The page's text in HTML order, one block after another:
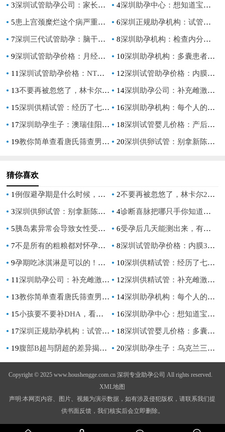
3深圳试管助孕公司：家长如何给四个月宝宝补钙锌，必须知道这些！ 4深圳助孕中心：想知道宝宝性别？NT0.07胎心160轻松辨别男女
5患上宫颈糜烂这个病严重吗？得了之后最好注意这些 6深圳正规助孕机构：试管移植后打几次黄体酮，来看看医生怎么说
7深圳三代试管助孕：脑干胶质瘤早期症状解析，这些都可能是脑干胶质瘤的信号 8深圳助孕机构：检查内分泌能检查出怀孕吗,调整内分泌失调的方法
9深圳试管助孕价格：月经推迟的症状表现,月经推迟是好事还是坏事 10深圳助孕机构：多囊患者不能吃鸭肉鸡肉？适量食用无影响
11深圳试管助孕价格：NT检查找不准位置，可以隔几天再做一次 12深圳试管助孕价格：内膜3mm与生育无关吗？调理月经还有希望_1
13不要再被忽悠了，林卡尔2大骗局曝光看你中招没 14深圳助孕公司：补充雌激素也要用对方法，过量服用药物会导致体重猛增
15深圳供精试管：经历了七次促排却没有怀孕要考虑停下来吗？了解促排药物对身体的影响 16深圳助孕机构：每个人的孕囊独一无二，xy孕囊和xx孕囊形状也大不相同
17深圳助孕生子：澳瑞佳阳光宝宝奶粉有什么特点？东西值得购买与否主要还是看需求 18深圳试管婴儿价格：产后经期多长才算正常？通过这几点来判断才是恢复好
19教你简单查看唐氏筛查男女自测表,唐氏筛查的正常参考值 20深圳供卵试管：别拿新陈代谢慢不当病，出现这些症状要注意！
猜你喜欢
1例假避孕期是什么时候，例假避孕期要注意什么 2不要再被忽悠了，林卡尔2大骗局曝光看你中招没
3深圳供卵试管：别拿新陈代谢慢不当病，出现这些症状要注意！ 4诊断喜脉把哪只手你知道吗？这可千万别搞错了
5胰岛素异常会导致女性受孕困难，这四类女性一定要详细检查 6受孕后几天能测出来，有什么方法
7不是所有的粗粮都对怀孕的妈妈有好处能吃不能吃清单奉上 8深圳试管助孕价格：内膜3mm与生育无关吗？调理月经还有希望_1
9孕期吃冰淇淋是可以的！前提是不能多吃 10深圳供精试管：经历了七次促排却没有怀孕要考虑停下来吗？了解促排药物对身体的影响
11深圳助孕公司：补充雌激素也要用对方法，过量服用药物会导致体重猛增 12深圳供精试管：补充雌激素也要用对方法，过量服用药物会导致体重猛增
13教你简单查看唐氏筛查男女自测表,唐氏筛查的正常参考值 14深圳助孕机构：每个人的孕囊独一无二，xy孕囊和xx孕囊形状也大不相同
15小孩要不要补DHA，看了这篇文章你就知道了 16深圳助孕中心：想知道宝宝性别？NT0.07胎心160轻松辨别男女
17深圳正规助孕机构：试管移植后打几次黄体酮，来看看医生怎么说 18深圳试管婴儿价格：多囊卵巢综合征做试管婴儿可以吗，你真的了解试管婴儿吗？
19腹部B超与阴超的差异揭秘，了解正规操作保证身体无伤害！ 20深圳助孕生子：乌克兰三代管婴儿，是一种成功率更高的辅助生殖技术
Copyright © 2025 www.houshengge.com.cn 深圳专业助孕公司 All rights reserved.
XML地图
声明:本网页内容、图片、视频为演示数据，如有涉及侵犯版权，请联系我们提
供书面反馈，我们核实后会立即删除。